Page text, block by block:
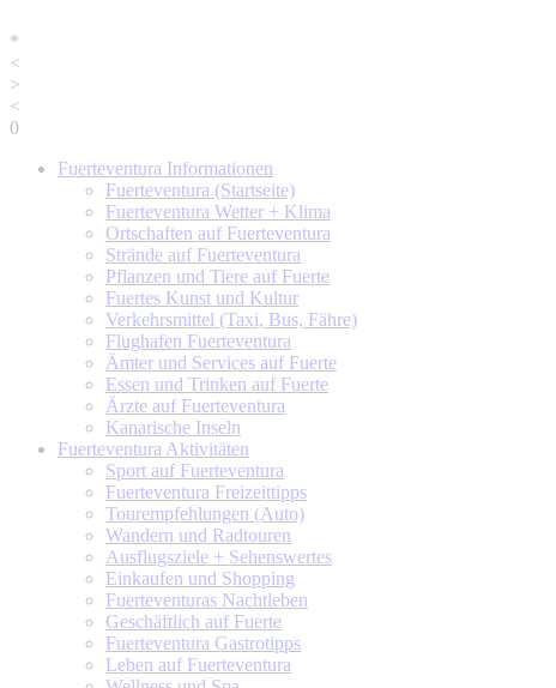
*
<
>
<
0
Fuerteventura Informationen
Fuerteventura (Startseite)
Fuerteventura Wetter + Klima
Ortschaften auf Fuerteventura
Strände auf Fuerteventura
Pflanzen und Tiere auf Fuerte
Fuertes Kunst und Kultur
Verkehrsmittel (Taxi, Bus, Fähre)
Flughafen Fuerteventura
Ämter und Services auf Fuerte
Essen und Trinken auf Fuerte
Ärzte auf Fuerteventura
Kanarische Inseln
Fuerteventura Aktivitäten
Sport auf Fuerteventura
Fuerteventura Freizeittipps
Tourempfehlungen (Auto)
Wandern und Radtouren
Ausflugsziele + Sehenswertes
Einkaufen und Shopping
Fuerteventuras Nachtleben
Geschäftlich auf Fuerte
Fuerteventura Gastrotipps
Leben auf Fuerteventura